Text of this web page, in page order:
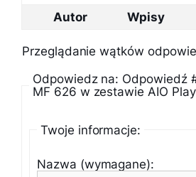
Autor
Wpisy
Przeglądanie wątków
Odpowiedz na: Odpowiedź
MF 626 w zestawie AIO
Twoje informacje:
Nazwa (wymagane):